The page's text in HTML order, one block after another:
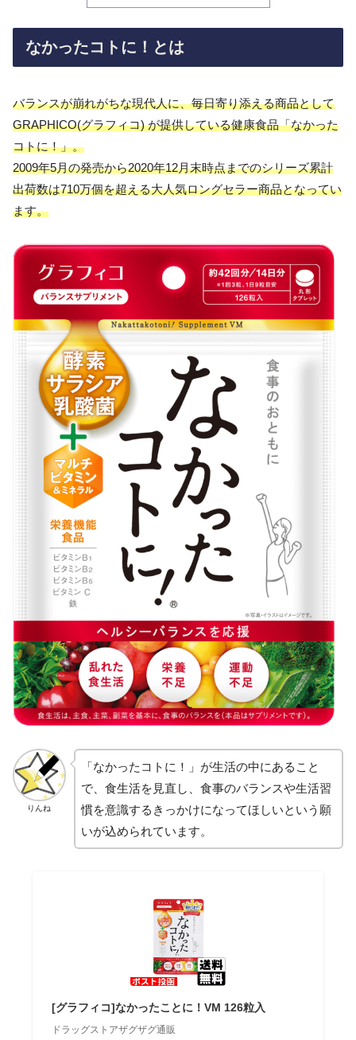
なかったコトに！とは
バランスが崩れがちな現代人に、毎日寄り添える商品として
GRAPHICO(グラフィコ) が提供している健康食品「なかった
コトに！」。
2009年5月の発売から2020年12月末時点までのシリーズ累計
出荷数は710万個を超える大人気ロングセラー商品となってい
ます。
りんね
「なかったコトに！」が生活の中にあること
で、食生活を見直し、食事のバランスや生活習
慣を意識するきっかけになってほしいという願
いが込められています。
[グラフィコ]なかったことに！VM 126粒入
ドラッグストアザグザグ通販